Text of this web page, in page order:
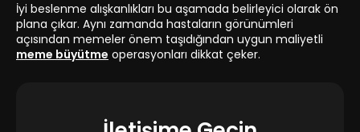
İyi beslenme alışkanlıkları bu aşamada belirleyici olarak ön
plana çıkar. Aynı zamanda hastaların görünümleri
açısından memeler önem taşıdığından uygun maliyetli
meme büyütme operasyonları dikkat çeker.